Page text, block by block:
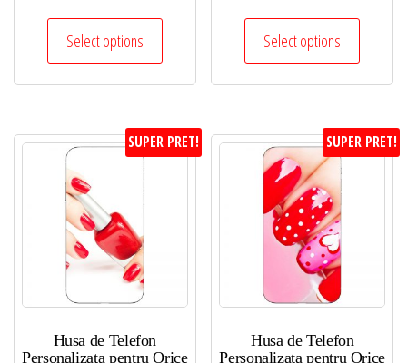
Select options Select options
SUPER PRET!
Husa de Telefon
Personalizata pentru Orice
SUPER PRET!
Husa de Telefon
Personalizata pentru Orice